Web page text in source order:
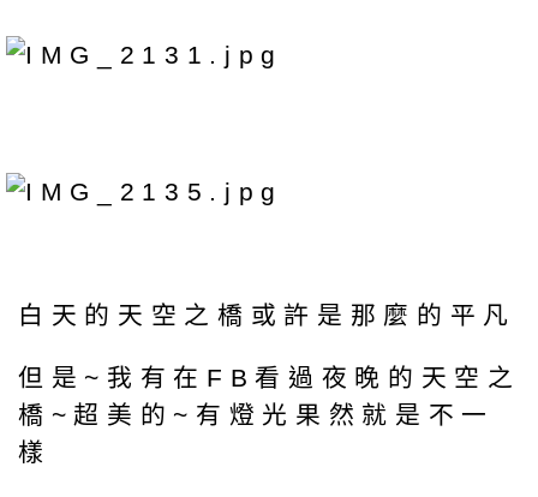
白天的天空之橋或許是那麼的平凡
但是~我有在FB看過夜晚的天空之
橋~超美的~有燈光果然就是不一
樣